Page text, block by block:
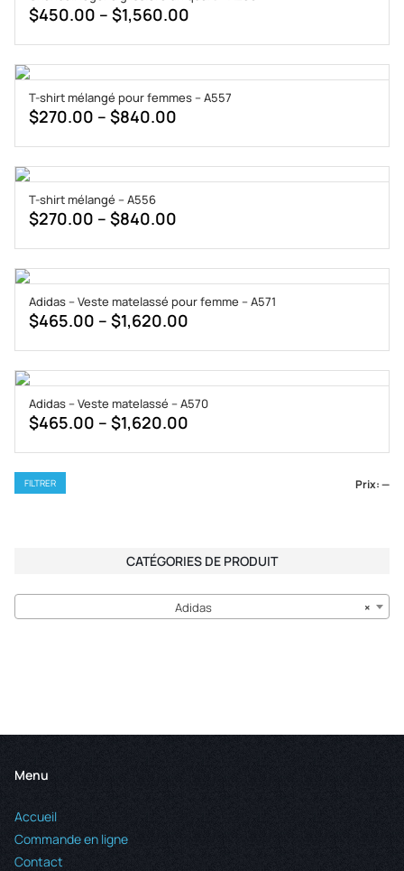
$450.00 – $1,560.00
$450.00
through
$1,560.00
T-shirt mélangé pour femmes – A557
$270.00 – $840.00
$270.00
through
T-shirt mélangé – A556
$270.00 – $840.00
$270.00
through
$840.00
Adidas – Veste matelassé pour femme – A571
$465.00 – $1,620.00
through
$1,620.00
Adidas – Veste matelassé – A570
$465.00 – $1,620.00
FILTRER
PAR
PRIX
Prix
Prix
FILTRER Prix:—
CATÉGORIES DE PRODUIT
×
Adidas
Menu
Accueil
Commande en ligne
Contact